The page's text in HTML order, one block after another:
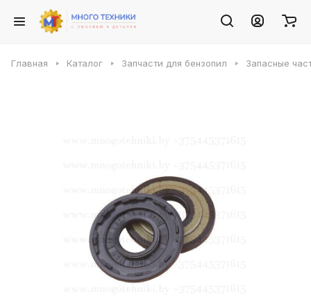
Главная Каталог Запчасти для бензопил Запасные